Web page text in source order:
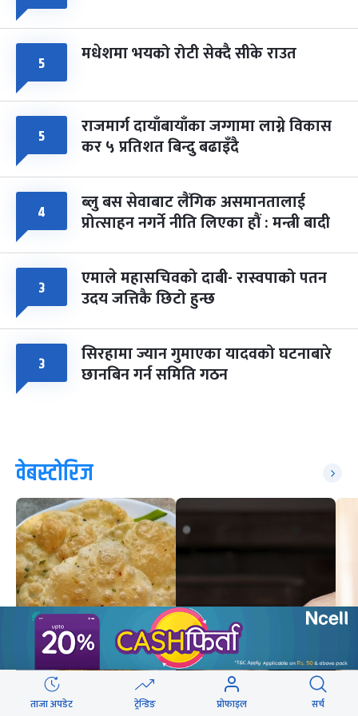
५ मधेशमा भयको रोटी सेक्दै सीके राउत
५ राजमार्ग दायाँबायाँका जग्गामा लाग्ने विकास
कर ५ प्रतिशत बिन्दु बढाइँदै
४ ब्लु बस सेवाबाट लैंगिक असमानतालाई
प्रोत्साहन नगर्ने नीति लिएका हौं : मन्त्री बादी
३ एमाले महासचिवको दाबी- रास्वपाको पतन
उदय जत्तिकै छिटो हुन्छ
३ सिरहामा ज्यान गुमाएका यादवको घटनाबारे
छानबिन गर्न समिति गठन
वेबस्टोरिज
साउनमा सात्त्विक भोजन :
अभिभावकको मोबाइल हेर्ने
बानीले बच्चामा कस्तो
ताजा अपडेट ट्रेन्डिङ प्रोफाइल सर्च